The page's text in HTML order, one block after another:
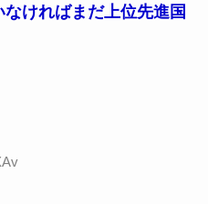
ければまだ上位先進国